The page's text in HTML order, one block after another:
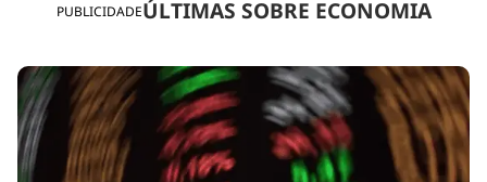
PUBLICIDADEÚLTIMAS SOBRE ECONOMIA